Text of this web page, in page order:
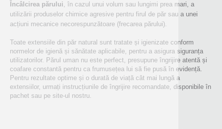
Încâlcirea părului, în cazul unui volum sau lungimi prea mari, a
utilizării produselor chimice agresive pentru firul de păr sau a unei
acțiuni mecanice necorespunzătoare (frecarea părului).
Toate extensiile din păr natural sunt tratate și igienizate conform
normelor de igienă și sănătate aplicabile, pentru a asigura siguranța
utilizatorilor. Părul uman nu este perfect, presupune îngrijire atentă și
coafare constantă pentru ca frumusețea lui să fie pusă în evidență.
Pentru rezultate optime și o durată de viață cât mai lungă a
extensiilor, urmați instrucțiunile de îngrijire recomandate, disponibile în
pachet sau pe site-ul nostru.